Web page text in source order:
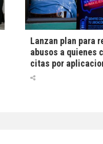
Lanzan plan para
abusos a quienes
citas por